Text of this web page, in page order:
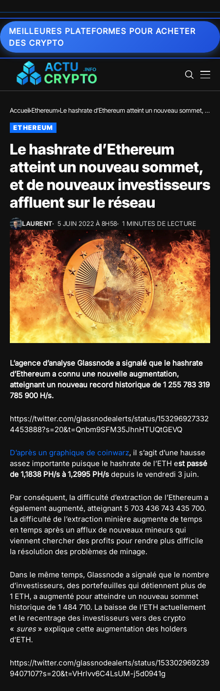
MEILLEURES PLATEFORMES POUR ACHETER
DES CRYPTO
Accueil Ethereum Le hashrate d’Ethereum atteint un nouveau sommet, et
ETHEREUM
Le hashrate d’Ethereum
atteint un nouveau sommet,
et de nouveaux investisseurs
affluent sur le réseau
LAURENT 5 JUIN 2022 À 8H58 1 MINUTES DE LECTURE
L’agence d’analyse Glassnode a signalé que le hashrate
d’Ethereum a connu une nouvelle augmentation,
atteignant un nouveau record historique de 1 255 783 319
785 900 H/s.
https://twitter.com/glassnodealerts/status/153296927332
4453888?s=20&t=Qnbm9SFM35JhnHTUQtGEVQ
D’après un graphique de coinwarz, il s’agit d’une hausse
assez importante puisque le hashrate de l’ETH est passé
de 1,1838 PH/s à 1,2995 PH/s depuis le vendredi 3 juin.
Par conséquent, la difficulté d’extraction de l’Ethereum a
également augmenté, atteignant 5 703 436 743 435 700.
La difficulté de l’extraction minière augmente de temps
en temps après un afflux de nouveaux mineurs qui
viennent chercher des profits pour rendre plus difficile
la résolution des problèmes de minage.
Dans le même temps, Glassnode a signalé que le nombre
d’investisseurs, des portefeuilles qui détiennent plus de
1 ETH, a augmenté pour atteindre un nouveau sommet
historique de 1 484 710. La baisse de l’ETH actuellement
et le recentrage des investisseurs vers des crypto
« sures» explique cette augmentation des holders
d’ETH.
https://twitter.com/glassnodealerts/status/153302969239
9407107?s=20&t=VHrlvv6C4LsUM-j5d0941g